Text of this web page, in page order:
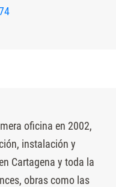
oficina en 2002,
instalación y
Cartagena y toda la
obras como las